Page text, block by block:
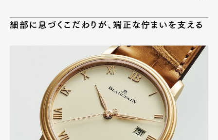
細部に息づくこだわりが、端正な佇まいを支える